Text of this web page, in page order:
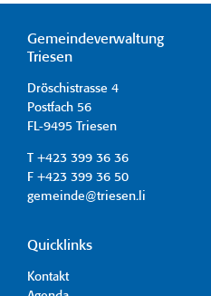
Gemeindeverwaltung
Triesen
Dröschistrasse 4
Postfach 56
FL-9495 Triesen
T +423 399 36 36
F +423 399 36 50
gemeinde@triesen.li
Quicklinks
Kontakt